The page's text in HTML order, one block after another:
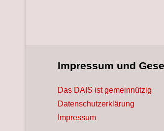
Impressum und
Das DAIS ist gemeinnützig
Datenschutzerklärung
Impressum